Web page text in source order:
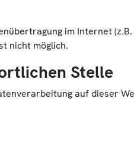
im Internet
nicht möglich.
Stelle
auf dieser